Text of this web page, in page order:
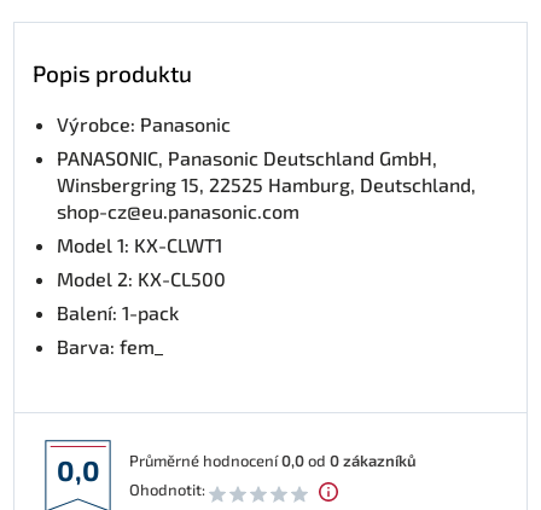
Popis produktu
Výrobce: Panasonic
PANASONIC, Panasonic Deutschland GmbH,
Winsbergring 15, 22525 Hamburg, Deutschland,
shop-cz@eu.panasonic.com
Model 1: KX-CLWT1
Model 2: KX-CL500
Balení: 1-pack
Barva: fem_
0,0 Průměrné hodnocení0,0od 0zákazníků
Ohodnotit: